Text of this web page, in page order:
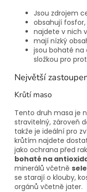
Jsou zdrojem
obsahují fosfor,
najdete v nich
mají nízký
jsou bohaté na
složkou pro
Největší
Krůtí maso
Tento druh masa je
stravitelný, zároveň
takže je ideální pro
krůtím najdete
jako ochrana před
bohaté na
minerálů včetně
se starají o klouby,
orgánů včetně jater.